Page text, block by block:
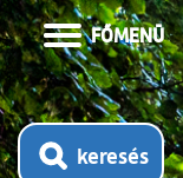
FŐMENÜ
keresés